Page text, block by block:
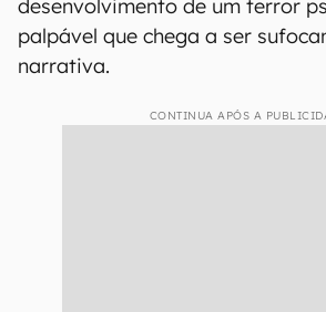
desenvolvimento de um terror
palpável que chega a ser
narrativa.
CONTINUA APÓS A